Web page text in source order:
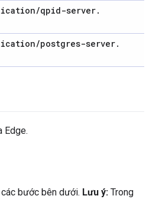
/qpid-server.
/postgres-server.
Edge.
bước bên dưới. Lưu ý: Trong